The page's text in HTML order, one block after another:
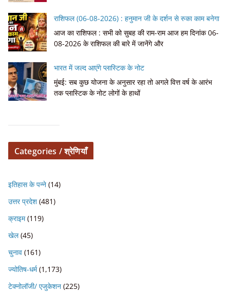
राशिफल (06-08-2026) : हनुमान जी के दर्शन से रुका काम बनेगा
आज का राशिफल : सभी को सुबह की राम-राम आज हम दिनांक 06-
08-2026 के राशिफल की बारे में जानेंगे और
भारत में जल्द आएंगे प्लास्टिक के नोट
मुंबई: सब कुछ योजना के अनुसार रहा तो अगले वित्त वर्ष के आरंभ
तक प्लास्टिक के नोट लोगों के हाथों
Categories / श्रेणियाँ
इतिहास के पन्ने (14)
उत्तर प्रदेश (481)
क्राइम(119)
खेल(45)
चुनाव (161)
ज्योतिष-धर्म(1,173)
टेक्नोलॉजी/ एजुकेशन (225)